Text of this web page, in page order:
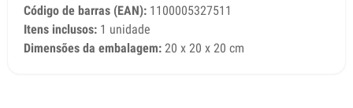
Código de barras (EAN): 1100005327511
Itens inclusos: 1 unidade
Dimensões da embalagem: 20 x 20 x 20 cm